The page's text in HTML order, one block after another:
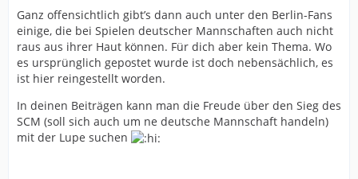
Ganz offensichtlich gibt’s dann auch unter den Berlin-Fans
einige, die bei Spielen deutscher Mannschaften auch nicht
raus aus ihrer Haut können. Für dich aber kein Thema. Wo
es ursprünglich gepostet wurde ist doch nebensächlich, es
ist hier reingestellt worden.
In deinen Beiträgen kann man die Freude über den Sieg des
SCM (soll sich auch um ne deutsche Mannschaft handeln)
mit der Lupe suchen